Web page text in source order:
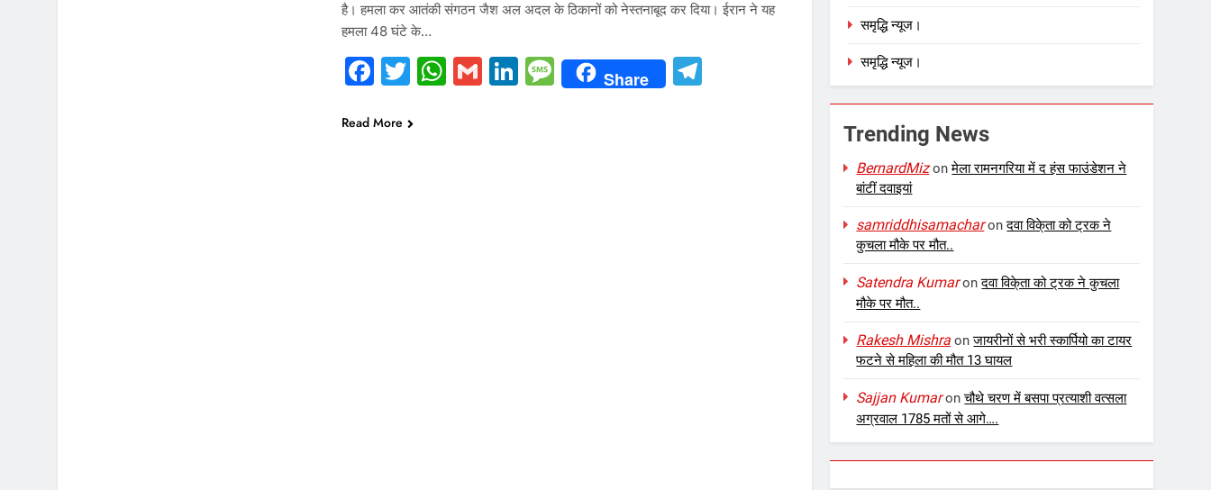
है। हमला कर आतंकी संगठन जैश अल अदल के ठिकानों को नेस्तनाबूद कर दिया। ईरान ने यह
हमला 48 घंटे के…
Facebook
Twitter
WhatsApp
GmailLinkedIn
Message
Share
Read More
समृद्धि न्यूज।
समृद्धि न्यूज।
Trending News
BernardMizonमेला रामनगरिया में द हंस फाउंडेशन ने
बांटीं दवाइयां
samriddhisamacharonदवा विके्ता को ट्रक ने
कुचला मौके पर मौत..
Satendra Kumaronदवा विके्ता को ट्रक ने कुचला
मौके पर मौत..
Rakesh Mishra onजायरीनों से भरी स्कार्पियो का टायर
फटने से महिला की मौत 13 घायल
Sajjan Kumaronचौथे चरण में बसपा प्रत्याशी वत्सला
अग्रवाल 1785 मतों से आगे….